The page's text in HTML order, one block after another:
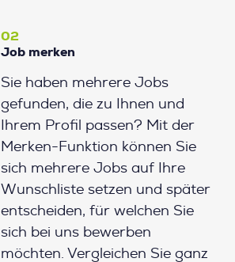
02
Job merken
Sie haben mehrere Jobs
gefunden, die zu Ihnen und
Ihrem Profil passen? Mit der
Merken-Funktion können Sie
sich mehrere Jobs auf Ihre
Wunschliste setzen und später
entscheiden, für welchen Sie
sich bei uns bewerben
möchten. Vergleichen Sie ganz